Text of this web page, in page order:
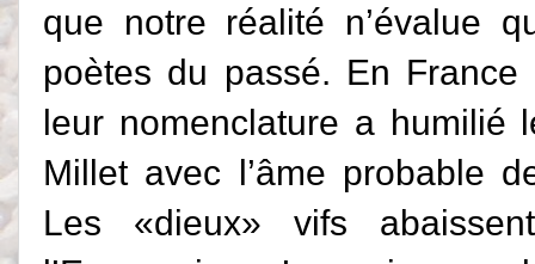
que notre réalité n’évalue
poètes du passé. En
leur nomenclature a humilié
Millet avec l’âme probable
Les «dieux» vifs